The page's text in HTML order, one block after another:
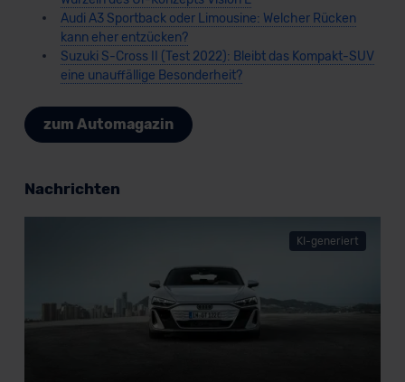
Audi A3 Sportback oder Limousine: Welcher Rücken
kann eher entzücken?
Suzuki S-Cross II (Test 2022): Bleibt das Kompakt-SUV
eine unauffällige Besonderheit?
zum Automagazin
Nachrichten
KI-generiert